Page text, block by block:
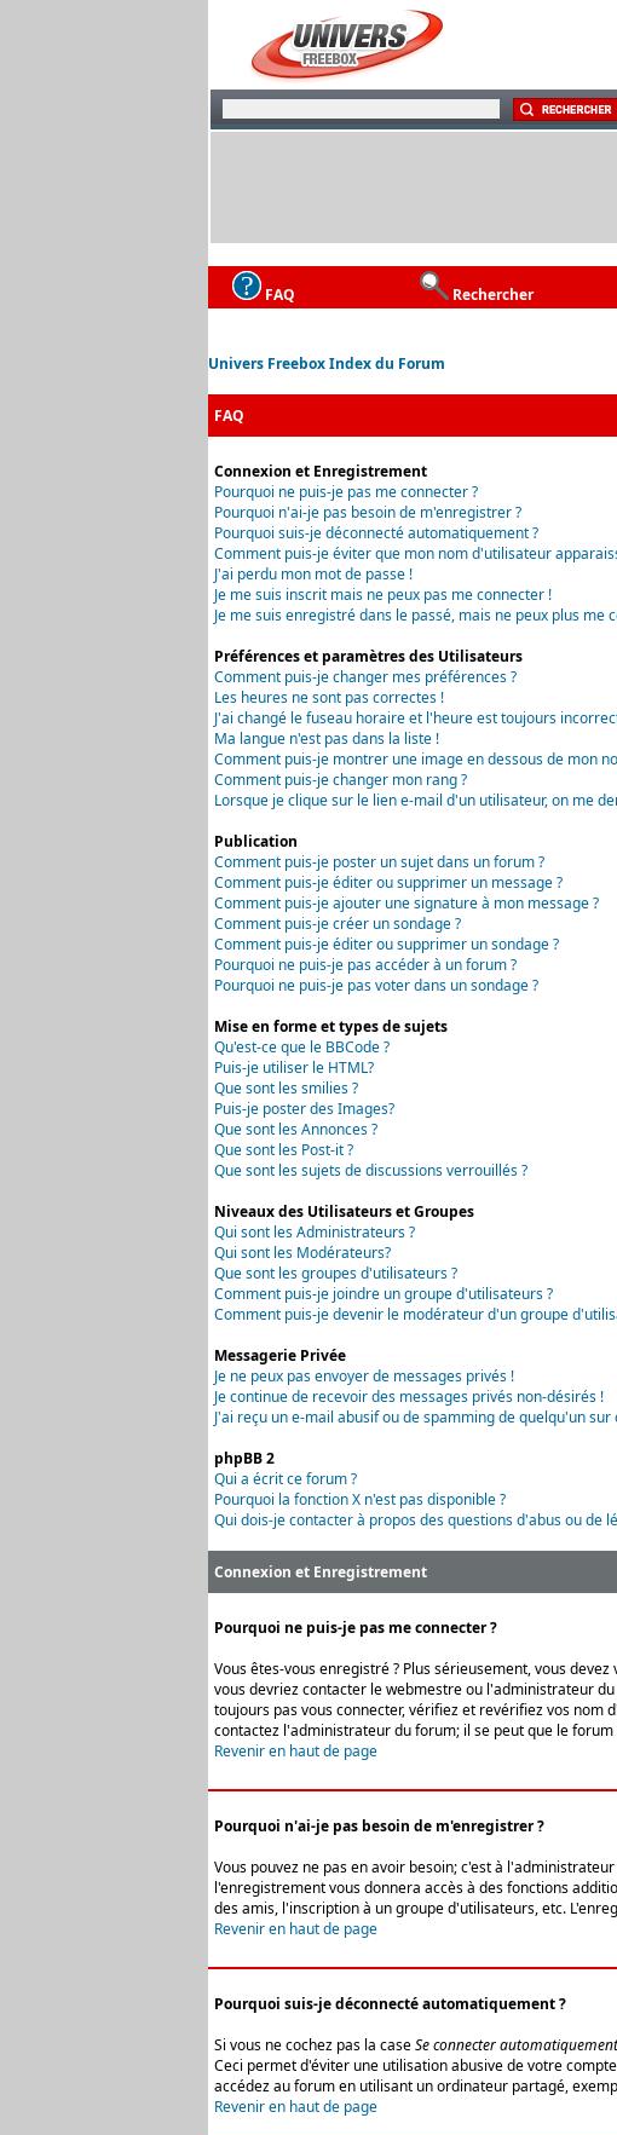
FAQ Rechercher
Univers Freebox Index du Forum
FAQ
Connexion et Enregistrement
Pourquoi ne puis-je pas me connecter ?
Pourquoi n'ai-je pas besoin de m'enregistrer ?
Pourquoi suis-je déconnecté automatiquement ?
Comment puis-je éviter que mon nom d'utilisateur
J'ai perdu mon mot de passe !
Je me suis inscrit mais ne peux pas me connecter !
Je me suis enregistré dans le passé, mais ne peux plus me
Préférences et paramètres des Utilisateurs
Comment puis-je changer mes préférences ?
Les heures ne sont pas correctes !
J'ai changé le fuseau horaire et l'heure est toujours
Ma langue n'est pas dans la liste !
Comment puis-je montrer une image en dessous de mon
Comment puis-je changer mon rang ?
Lorsque je clique sur le lien e-mail d'un utilisateur, on me
Publication
Comment puis-je poster un sujet dans un forum ?
Comment puis-je éditer ou supprimer un message ?
Comment puis-je ajouter une signature à mon message ?
Comment puis-je créer un sondage ?
Comment puis-je éditer ou supprimer un sondage ?
Pourquoi ne puis-je pas accéder à un forum ?
Pourquoi ne puis-je pas voter dans un sondage ?
Mise en forme et types de sujets
Qu'est-ce que le BBCode ?
Puis-je utiliser le HTML?
Que sont les smilies ?
Puis-je poster des Images?
Que sont les Annonces ?
Que sont les Post-it ?
Que sont les sujets de discussions verrouillés ?
Niveaux des Utilisateurs et Groupes
Qui sont les Administrateurs ?
Qui sont les Modérateurs?
Que sont les groupes d'utilisateurs ?
Comment puis-je joindre un groupe d'utilisateurs ?
Comment puis-je devenir le modérateur d'un groupe
Messagerie Privée
Je ne peux pas envoyer de messages privés !
Je continue de recevoir des messages privés non-désirés !
J'ai reçu un e-mail abusif ou de spamming de quelqu'un sur
phpBB 2
Qui a écrit ce forum ?
Pourquoi la fonction X n'est pas disponible ?
Qui dois-je contacter à propos des questions d'abus ou de
Connexion et Enregistrement
Pourquoi ne puis-je pas me connecter ?
Vous êtes-vous enregistré ? Plus sérieusement, vous
vous devriez contacter le webmestre ou l'administrateur
toujours pas vous connecter, vérifiez et revérifiez vos nom
contactez l'administrateur du forum; il se peut que le
Revenir en haut de page
Pourquoi n'ai-je pas besoin de m'enregistrer ?
Vous pouvez ne pas en avoir besoin; c'est à
l'enregistrement vous donnera accès à des fonctions
des amis, l'inscription à un groupe d'utilisateurs, etc.
Revenir en haut de page
Pourquoi suis-je déconnecté automatiquement ?
Si vous ne cochez pas la caseSe connecter
Ceci permet d'éviter une utilisation abusive de votre
accédez au forum en utilisant un ordinateur partagé,
Revenir en haut de page